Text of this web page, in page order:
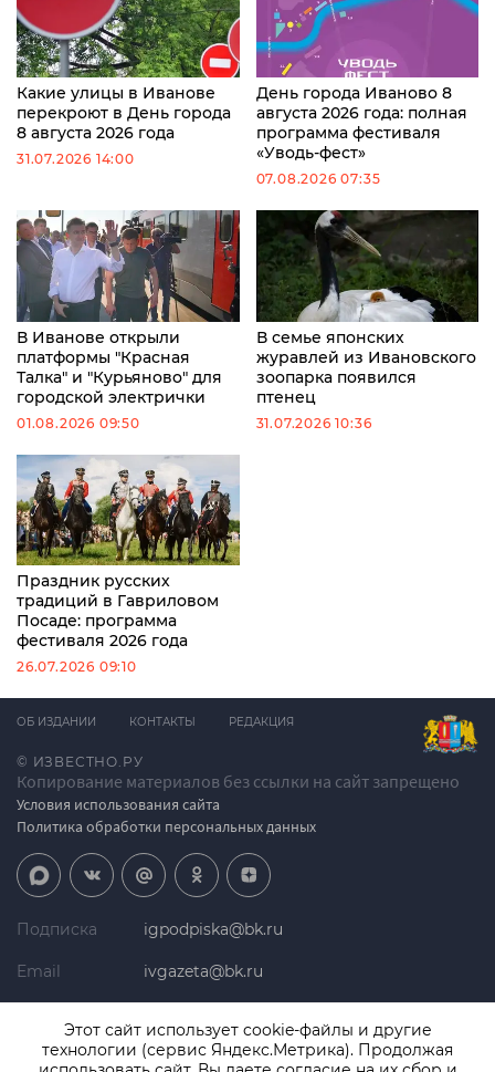
Какие улицы в Иванове
перекроют в День города
8 августа 2026 года
31.07.2026 14:00
День города Иваново 8
августа 2026 года: полная
программа фестиваля
«Уводь-фест»
07.08.2026 07:35
В Иванове открыли
платформы "Красная
Талка" и "Курьяново" для
городской электрички
01.08.2026 09:50
В семье японских
журавлей из Ивановского
зоопарка появился
птенец
31.07.2026 10:36
Праздник русских
традиций в Гавриловом
Посаде: программа
фестиваля 2026 года
26.07.2026 09:10
© ИЗВЕСТНО.РУ
Копирование материалов без ссылки на сайт запрещено
Условия использования сайта
Политика обработки персональных данных
ОБ ИЗДАНИИ КОНТАКТЫ РЕДАКЦИЯ
Подписка igpodpiska@bk.ru
Email ivgazeta@bk.ru
Телефон +7 (4932) 41-94-81
Этот сайт использует cookie-файлы и другие
технологии (сервис Яндекс.Метрика). Продолжая